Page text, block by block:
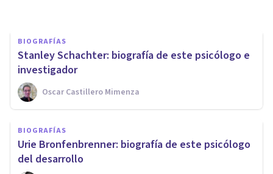
BIOGRAFÍAS
Stanley Schachter: biografía de este psicólogo e
investigador
Oscar Castillero Mimenza
BIOGRAFÍAS
Urie Bronfenbrenner: biografía de este psicólogo
del desarrollo
Benjamin Bloom: biografía de
este psicólogo e investigador